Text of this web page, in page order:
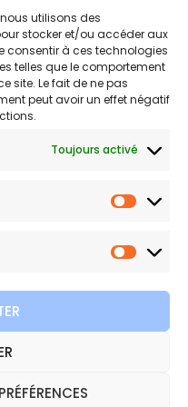
utilisons des
stocker et/ou accéder aux
consentir à ces technologies
telles que le comportement
site. Le fait de ne pas
peut avoir un effet négatif
Toujours activé
et d’utilisation
ligne
sur nos bijoux ou une
Etoile